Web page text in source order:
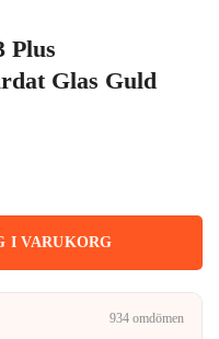
Plus
Glas Guld
I VARUKORG
934 omdömen